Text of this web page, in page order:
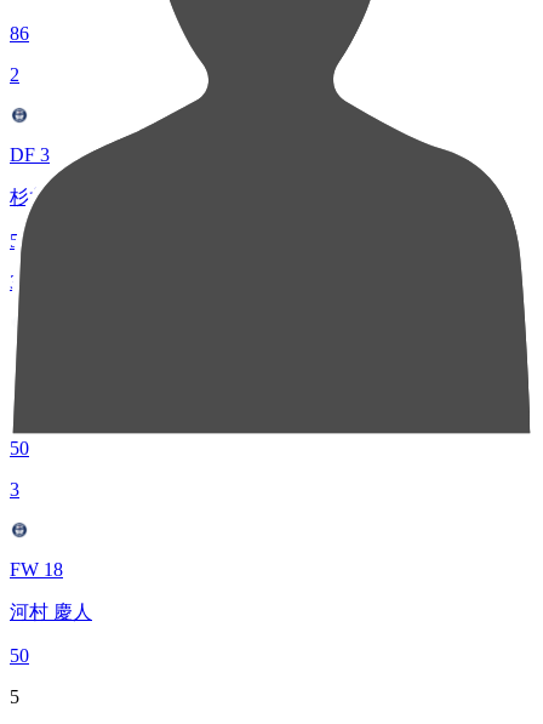
86
2
DF 3
杉井 颯
56
3
MF 14
吉尾 虹樹
50
3
FW 18
河村 慶人
50
5